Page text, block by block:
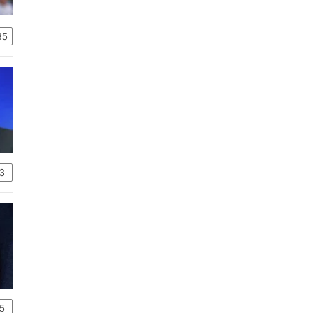
3
5